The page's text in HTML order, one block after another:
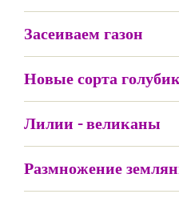
Засеиваем газон
Новые сорта
Лилии - великаны
Размножение